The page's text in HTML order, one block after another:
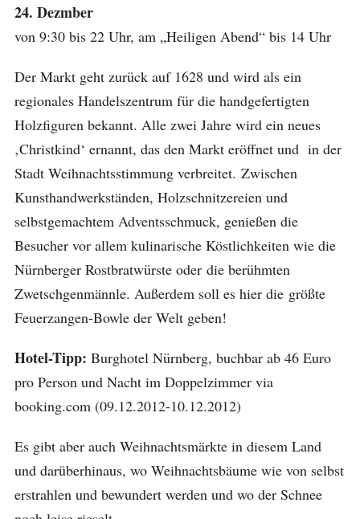
24. Dezmber
von 9:30 bis 22 Uhr, am „Heiligen Abend“ bis 14 Uhr
Der Markt geht zurück auf 1628 und wird als ein
regionales Handelszentrum für die handgefertigten
Holzfiguren bekannt. Alle zwei Jahre wird ein neues
‚Christkind‘ ernannt, das den Markt eröffnet und in der
Stadt Weihnachtsstimmung verbreitet. Zwischen
Kunsthandwerkständen, Holzschnitzereien und
selbstgemachtem Adventsschmuck, genießen die
Besucher vor allem kulinarische Köstlichkeiten wie die
Nürnberger Rostbratwürste oder die berühmten
Zwetschgenmännle. Außerdem soll es hier die größte
Feuerzangen-Bowle der Welt geben!
Hotel-Tipp: Burghotel Nürnberg, buchbar ab 46 Euro
pro Person und Nacht im Doppelzimmer via
booking.com (09.12.2012-10.12.2012)
Es gibt aber auch Weihnachtsmärkte in diesem Land
und darüberhinaus, wo Weihnachtsbäume wie von selbst
erstrahlen und bewundert werden und wo der Schnee